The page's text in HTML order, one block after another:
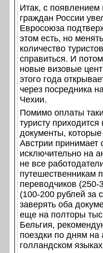
Итак, с появлением
граждан России
Евросоюза
этом есть, но
количество
справиться. И
новые визовые
этого года
через посредника
Чехии.
Помимо оплаты
туристу
документы, которые
Австрии принимает
исключительно на
не все
путешественникам
переводчиков (250-
(100-200 рублей за
заверять оба
еще на полторы
Бельгия,
поездки по дням на
голландском